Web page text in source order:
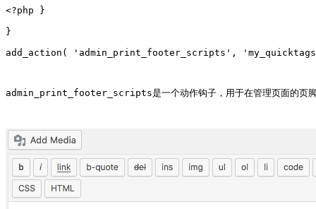
<?php }
}
add_action( 'admin_print_footer_scripts',
admin_print_footer_scripts是一个动作钩子，用于在管理页面的页脚